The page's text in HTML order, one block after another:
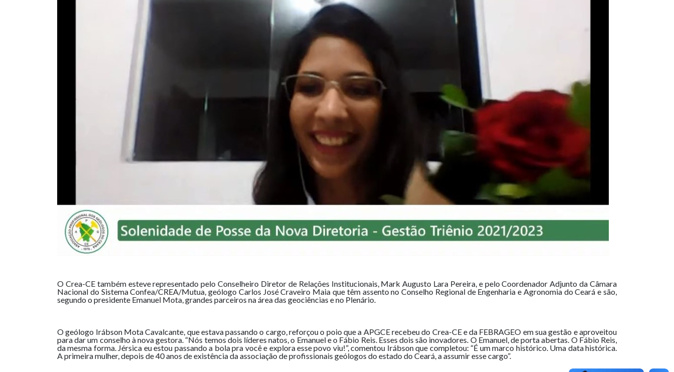
O Crea-CE também esteve representado pelo Conselheiro Diretor de Relações Institucionais, Mark Augusto Lara Pereira, e pelo Coordenador Adjunto da Câmara
Nacional do Sistema Confea/CREA/Mutua, geólogo Carlos José Craveiro Maia que têm assento no Conselho Regional de Engenharia e Agronomia do Ceará e são,
segundo o presidente Emanuel Mota, grandes parceiros na área das geociências e no Plenário.
O geólogo Irábson Mota Cavalcante, que estava passando o cargo, reforçou o poio que a APGCE recebeu do Crea-CE e da FEBRAGEO em sua gestão e aproveitou
para dar um conselho à nova gestora. “Nós temos dois líderes natos, o Emanuel e o Fábio Reis. Esses dois são inovadores. O Emanuel, de porta abertas. O Fábio Reis,
da mesma forma. Jérsica eu estou passando a bola pra você e explora esse povo viu!”, comentou Irábson que completou: “É um marco histórico. Uma data histórica.
A primeira mulher, depois de 40 anos de existência da associação de profissionais geólogos do estado do Ceará, a assumir esse cargo”.